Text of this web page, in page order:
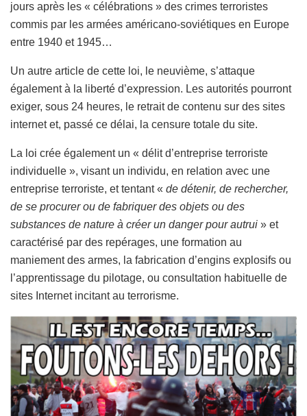
jours après les « célébrations » des crimes terroristes
commis par les armées américano-soviétiques en Europe
entre 1940 et 1945…
Un autre article de cette loi, le neuvième, s’attaque
également à la liberté d’expression. Les autorités pourront
exiger, sous 24 heures, le retrait de contenu sur des sites
internet et, passé ce délai, la censure totale du site.
La loi crée également un « délit d’entreprise terroriste
individuelle », visant un individu, en relation avec une
entreprise terroriste, et tentant « de détenir, de rechercher,
de se procurer ou de fabriquer des objets ou des
substances de nature à créer un danger pour autrui » et
caractérisé par des repérages, une formation au
maniement des armes, la fabrication d’engins explosifs ou
l’apprentissage du pilotage, ou consultation habituelle de
sites Internet incitant au terrorisme.